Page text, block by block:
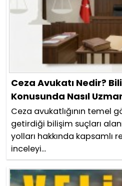
Ceza Avukatı Nedir?
Konusunda Nasıl
Ceza avukatlığının temel
getirdiği bilişim suçları
yolları hakkında kapsamlı
inceleyi...